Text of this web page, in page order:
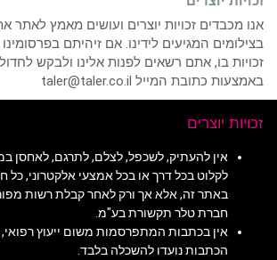
אנו מכבדים זכויות יוצרים ועושים מאמץ לאתר
בצילומים המגיעים לידינו. אם זיהיתם
זכויות בו, אתם רשאים לפנות אלינו ולבקש
באמצעות כתובת המייל taler@taler.co.il
זכויות יוצרים
אין להעתיק, לשכפל, לצלם, לתרגם, לאחסן
לקלוט בכל דרך או בכל אמצעי אלקטרוני,
באתר זה, אלא אך ורק לאחר קבלת רשות
חברת טלר תקשורת בע"מ.
אין בכתבות המתפרסמות משום ייעוץ
הכתבות נועדו להשכלה בלבד.